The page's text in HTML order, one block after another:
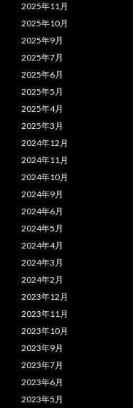
2025年11月
2025年10月
2025年9月
2025年7月
2025年6月
2025年5月
2025年4月
2025年3月
2024年12月
2024年11月
2024年10月
2024年9月
2024年6月
2024年5月
2024年4月
2024年3月
2024年2月
2023年12月
2023年11月
2023年10月
2023年9月
2023年7月
2023年6月
2023年5月